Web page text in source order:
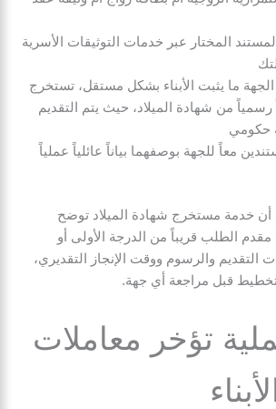
المختار عبر خدمات التوثيقات الأسرية
الجهة ما يثبت الأبناء بشكل مستقل، تستخرج
من شهادة الميلاد، حيث يتم التقديم
حكومي
معاً للجهة بوصفهما بياناً عائلياً عملياً
خدمة مستخرج شهادة الميلاد توضح
الطلب قريباً من الدرجة الأولى أو
التقديم والرسوم ووقت الإنجاز التقديري،
قبل مراجعة أي جهة.
تؤخر معاملات